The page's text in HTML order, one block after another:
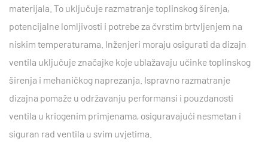
materijala. To uključuje razmatranje toplinskog širenja,
potencijalne lomljivosti i potrebe za čvrstim brtvljenjem na
niskim temperaturama. Inženjeri moraju osigurati da dizajn
ventila uključuje značajke koje ublažavaju učinke toplinskog
širenja i mehaničkog naprezanja. Ispravno razmatranje
dizajna pomaže u održavanju performansi i pouzdanosti
ventila u kriogenim primjenama, osiguravajući nesmetan i
siguran rad ventila u svim uvjetima.